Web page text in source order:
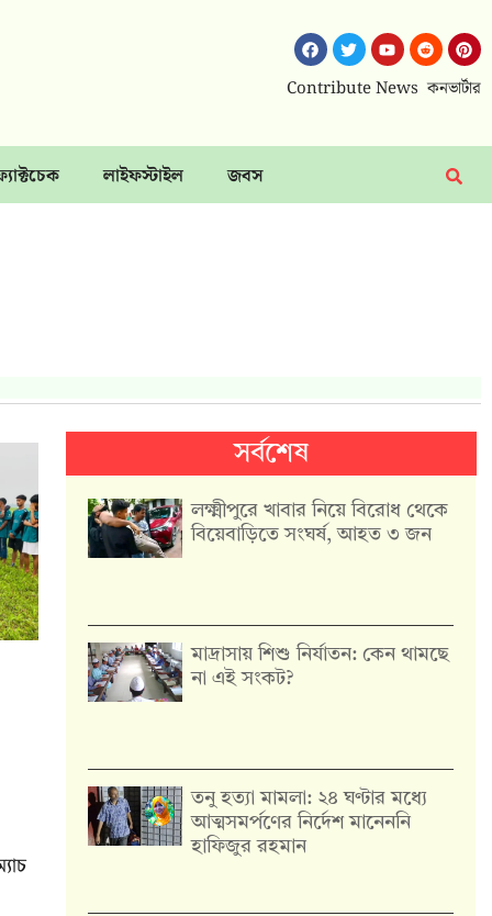
Contribute News কনভার্টার
লাইফস্টাইল জবস
সর্বশেষ
লক্ষ্মীপুরে খাবার নিয়ে বিরোধ থেকে
বিয়েবাড়িতে সংঘর্ষ, আহত ৩ জন
মাদ্রাসায় শিশু নির্যাতন: কেন থামছে
না এই সংকট?
তনু হত্যা মামলা: ২৪ ঘণ্টার মধ্যে
আত্মসমর্পণের নির্দেশ মানেননি
হাফিজুর রহমান